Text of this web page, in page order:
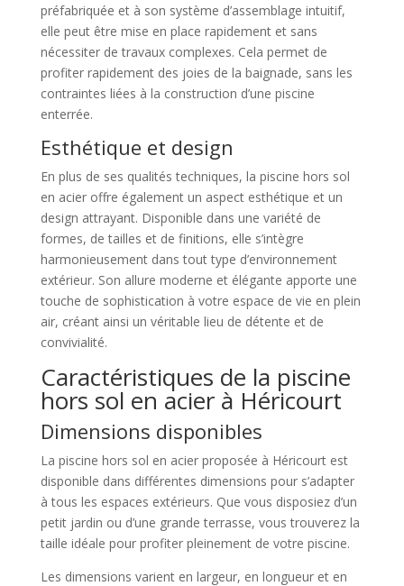
préfabriquée et à son système d’assemblage intuitif,
elle peut être mise en place rapidement et sans
nécessiter de travaux complexes. Cela permet de
profiter rapidement des joies de la baignade, sans les
contraintes liées à la construction d’une piscine
enterrée.
Esthétique et design
En plus de ses qualités techniques, la piscine hors sol
en acier offre également un aspect esthétique et un
design attrayant. Disponible dans une variété de
formes, de tailles et de finitions, elle s’intègre
harmonieusement dans tout type d’environnement
extérieur. Son allure moderne et élégante apporte une
touche de sophistication à votre espace de vie en plein
air, créant ainsi un véritable lieu de détente et de
convivialité.
Caractéristiques de la piscine
hors sol en acier à Héricourt
Dimensions disponibles
La piscine hors sol en acier proposée à Héricourt est
disponible dans différentes dimensions pour s’adapter
à tous les espaces extérieurs. Que vous disposiez d’un
petit jardin ou d’une grande terrasse, vous trouverez la
taille idéale pour profiter pleinement de votre piscine.
Les dimensions varient en largeur, en longueur et en